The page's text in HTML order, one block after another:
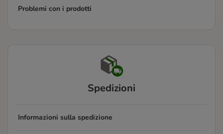
Problemi con i prodotti
Spedizioni
Informazioni sulla spedizione